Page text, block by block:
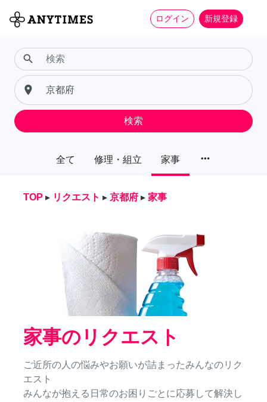
ログイン 新規登録
全て 修理・組立 家事 more_horiz
search
place
検索
TOP ▸ リクエスト ▸ 京都府 ▸ 家事
家事のリクエスト
ご近所の人の悩みやお願いが詰まったみんなのリク
エスト
みんなが抱える日常のお困りごとに応募して解決し